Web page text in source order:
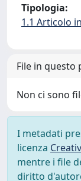
Tipologia:
1.1 Articolo
File in questo
Non ci sono
I metadati
licenza
mentre i file
diritto